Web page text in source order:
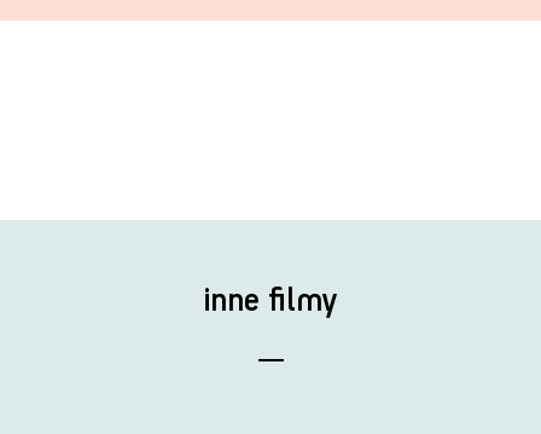
inne filmy